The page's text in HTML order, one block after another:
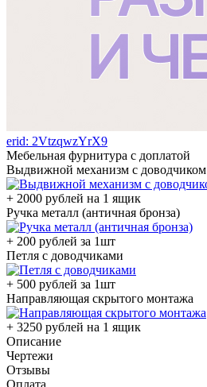
erid: 2VtzqwzYrX9
Мебельная фурнитура с доплатой
Выдвижной механизм с доводчиком
+ 2000 рублей на 1 ящик
Ручка металл (античная бронза)
+ 200 рублей за 1шт
Петля с доводчиками
+ 500 рублей за 1шт
Направляющая скрытого монтажа
+ 3250 рублей на 1 ящик
Описание
Чертежи
Отзывы
Оплата